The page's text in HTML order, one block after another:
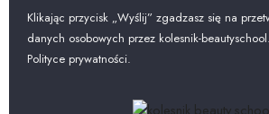
Klikając przycisk „Wyślij” zgadzasz się na
danych osobowych przez kolesnik-
Polityce prywatności.